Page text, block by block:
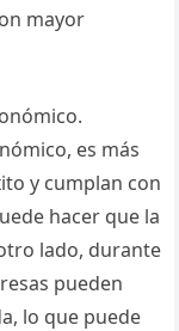
mayor
es más
y cumplan con
hacer que la
lado, durante
pueden
lo que puede